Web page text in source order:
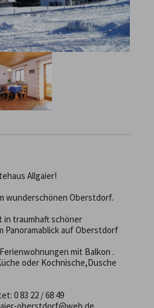
Allgaier!
wunderschönen Oberstdorf.
in traumhaft schöner
Panoramablick auf Oberstdorf
mit Balkon .
oder Kochnische,Dusche
0 83 22 / 68 49